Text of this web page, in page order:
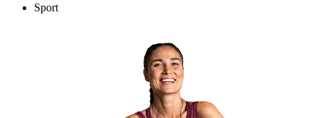
Sport